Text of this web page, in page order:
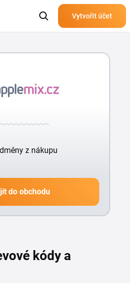
Vytvořit účet
z nákupu
do obchodu
kódy a